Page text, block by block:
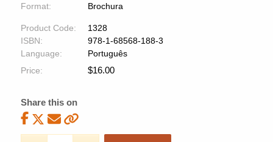
Format:
Brochura
Product Code:
1328
ISBN:
978-1-68568-188-3
Language:
Português
Price:
$16.00
Share this on